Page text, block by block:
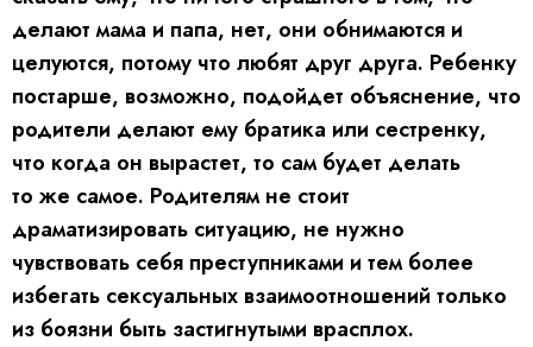
делают мама и папа, нет, они обнимаются и
целуются, потому что любят друг друга. Ребенку
постарше, возможно, подойдет объяснение, что
родители делают ему братика или сестренку,
что когда он вырастет, то сам будет делать
то же самое. Родителям не стоит
драматизировать ситуацию, не нужно
чувствовать себя преступниками и тем более
избегать сексуальных взаимоотношений только
из боязни быть застигнутыми врасплох.